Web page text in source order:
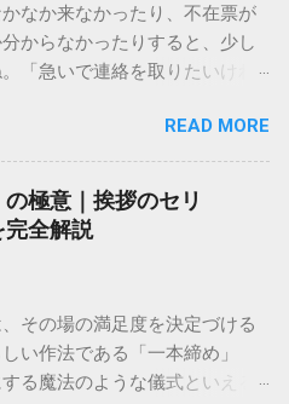
なか来なかったり、不在票が
からなかったりすると、少し
「急いで連絡を取りたいけれ
える方も多いはずです。 福山
強いかもしれませんが、個人
実しています。大切なのは、
選ぶことです。この記事で
への電話連絡、再配達の依頼
ずに解決できる方法を詳しく
持つ大手運送会社です。特に
業間の輸送において圧倒的な
る場合、他の宅配業者と少し
READ MORE
極意｜挨拶のセリ
完全解説
その場の満足度を決定づける
い作法である「一本締め」
る魔法のような儀式といえる